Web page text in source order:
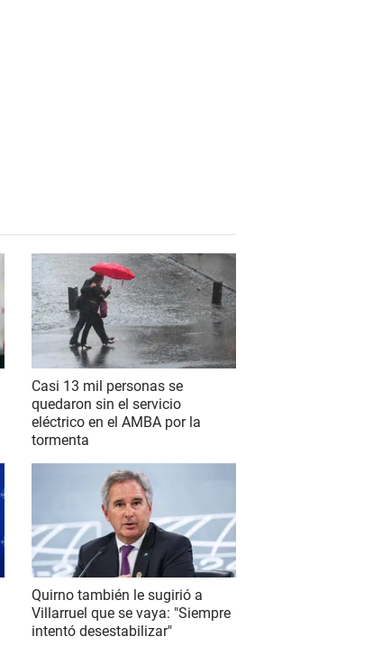
Casi 13 mil personas se
quedaron sin el servicio
eléctrico en el AMBA por la
tormenta
Quirno también le sugirió a
Villarruel que se vaya: "Siempre
intentó desestabilizar"